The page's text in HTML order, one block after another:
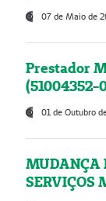
07 de Maio de
Prestador
(51004352-
01 de Outubro
MUDANÇA
SERVIÇOS